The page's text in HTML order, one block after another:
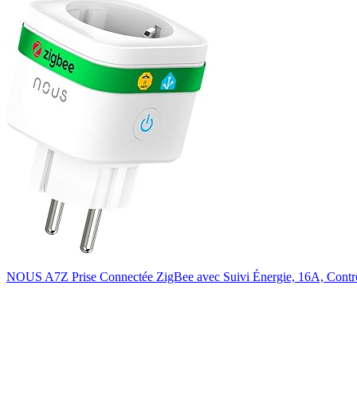
NOUS A7Z Prise Connectée ZigBee avec Suivi Énergie, 16A,